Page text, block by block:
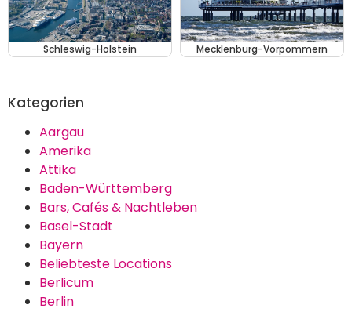
Schleswig-Holstein Mecklenburg-Vorpommern
Kategorien
Aargau
Amerika
Attika
Baden-Württemberg
Bars, Cafés & Nachtleben
Basel-Stadt
Bayern
Beliebteste Locations
Berlicum
Berlin